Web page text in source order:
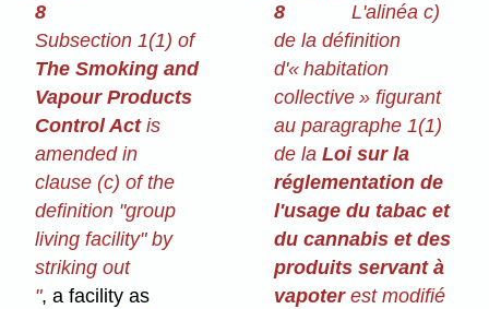
8
Subsection 1(1) of
The Smoking and
Vapour Products
Control Actis
amended in
clause (c) of the
definition "group
living facility" by
striking out
", a facility as
8
L'alinéa c)
de la définition
d'« habitation
collective » figurant
au paragraphe 1(1)
de laLoi sur la
réglementation de
l'usage du tabac et
du cannabis et des
produits servant à
vapoterest modifié